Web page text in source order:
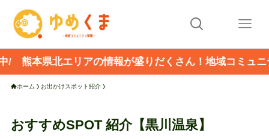
報が盛りだくさん！地域コミュニティ新聞 「ゆめく
ホーム お出かけスポット紹介
おすすめSPOT 紹介【黒川温泉】